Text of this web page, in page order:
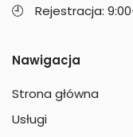
🕘
Rejestracja:
Nawigacja
Strona główna
Usługi